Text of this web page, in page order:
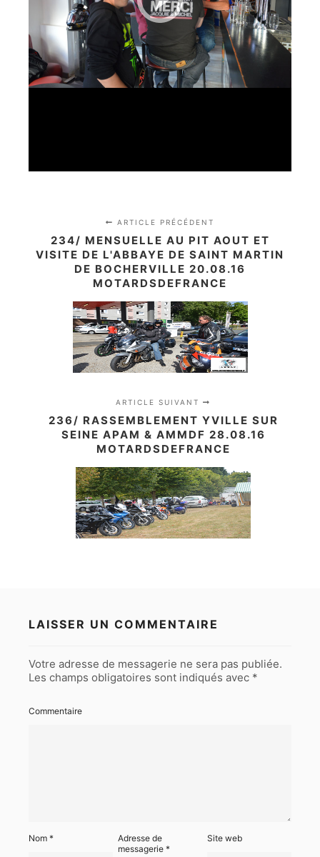
ARTICLE PRÉCÉDENT
234/ MENSUELLE AU PIT AOUT ET
VISITE DE L'ABBAYE DE SAINT MARTIN
DE BOCHERVILLE 20.08.16
MOTARDSDEFRANCE
ARTICLE SUIVANT
236/ RASSEMBLEMENT YVILLE SUR
SEINE APAM & AMMDF 28.08.16
MOTARDSDEFRANCE
LAISSER UN COMMENTAIRE
Votre adresse de messagerie ne sera pas publiée.
Les champs obligatoires sont indiqués avec *
Commentaire
Nom *
Adresse de
messagerie*
Site web